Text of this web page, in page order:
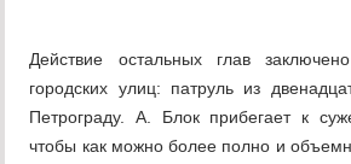
Действие остальных глав
городских улиц: патруль из
Петрограду. А. Блок прибегает к
чтобы как можно более полно и